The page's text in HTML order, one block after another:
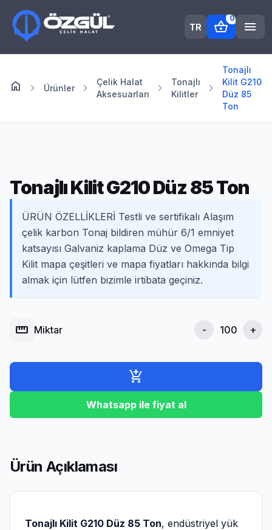
TR shopping_basket
0
menu
home Anasayfa
chevron_right Ürünler chevron_right
Çelik Halat
Aksesuarları
chevron_right
Tonajlı
Kilitler
chevron_right
Tonajlı
Kilit G210
Düz 85
Ton
Tonajlı Kilit G210 Düz 85 Ton
ÜRÜN ÖZELLİKLERİ Testli ve sertifikalı Alaşım
çelik karbon Tonaj bildiren mühür 6/1 emniyet
katsayısı Galvaniz kaplama Düz ve Omega Tip
Kilit mapa çeşitleri ve mapa fiyatları hakkında bilgi
almak için lütfen bizimle irtibata geçiniz.
straighten Miktar - +
add_shopping_cart
Whatsapp ile fiyat al
Ürün Açıklaması
Tonajlı Kilit G210 Düz 85 Ton, endüstriyel yük